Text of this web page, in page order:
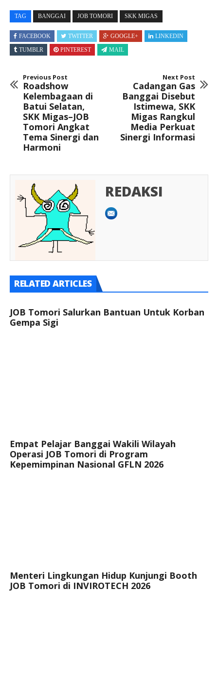
TAG BANGGAI JOB TOMORI SKK MIGAS
FACEBOOK TWITTER GOOGLE+
LINKEDIN
TUMBLR
PINTEREST MAIL
Previous Post
Roadshow
Kelembagaan di
Batui Selatan,
SKK Migas–JOB
Tomori Angkat
Tema Sinergi dan
Harmoni
Next Post
Cadangan Gas
Banggai Disebut
Istimewa, SKK
Migas Rangkul
Media Perkuat
Sinergi Informasi
REDAKSI
RELATED ARTICLES
JOB Tomori Salurkan Bantuan Untuk Korban
Gempa Sigi
Empat Pelajar Banggai Wakili Wilayah
Operasi JOB Tomori di Program
Kepemimpinan Nasional GFLN 2026
Menteri Lingkungan Hidup Kunjungi Booth
JOB Tomori di INVIROTECH 2026